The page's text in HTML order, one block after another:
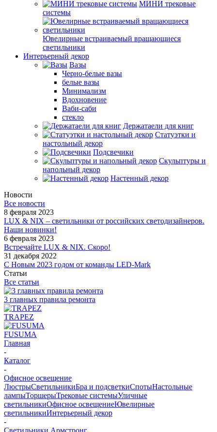
МИНИ трековые
системы
Ювелирные встраиваемый вращающиеся
светильники
Интерьерный декор
Вазы
Черно-белые вазы
белые вазы
Минимализм
Вдохновение
Ваби-саби
стекло
Держатаели для книг
Статуэтки и
настольный декор
Подсвечики
Скульптуры и
напольный декор
Настенный декор
Новости
Все новости
8 февраля 2023
LUX & NIX – светильники от российских светодизайнеров.
Наши новинки!
6 февраля 2023
Встречайте LUX & NIX. Скоро!
31 декабря 2022
С Новым 2023 годом от команды LED-Mark
Статьи
Все статьи
3 главных правила ремонта
TRAPEZ
FUSUMA
Главная
-
Каталог
-
Офисное освещение
ЛюстрыСветильникиБра и подсветкиСпотыНастольные
лампыТоршерыТрековые системыУличные
светильникиОфисное освещениеЮвелирные
светильникиИнтерьерный декор
-
Светильники Армстронг